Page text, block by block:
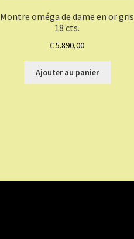
Montre oméga de dame en or gris
18 cts.
€5.890,00
Ajouter au panier